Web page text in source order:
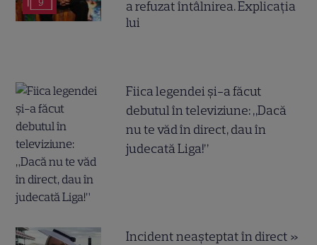
9
a refuzat întâlnirea. Explicația
lui
Fiica legendei și-a făcut
debutul în televiziune: „Dacă
nu te văd în direct, dau în
judecată Liga!”
Incident neașteptat în direct »